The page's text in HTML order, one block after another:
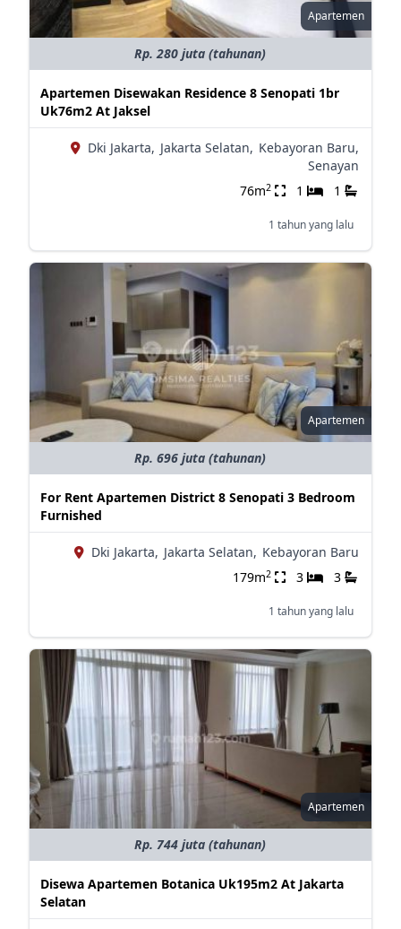
Apartemen
Rp. 280 juta (tahunan)
Apartemen Disewakan Residence 8 Senopati 1br
Uk76m2 At Jaksel
Dki Jakarta, Jakarta Selatan, Kebayoran Baru,
Senayan
76m2 1 1
1 tahun yang lalu
Apartemen
Rp. 696 juta (tahunan)
For Rent Apartemen District 8 Senopati 3 Bedroom
Furnished
Dki Jakarta, Jakarta Selatan, Kebayoran Baru
179m2 3 3
1 tahun yang lalu
Apartemen
Rp. 744 juta (tahunan)
Disewa Apartemen Botanica Uk195m2 At Jakarta
Selatan